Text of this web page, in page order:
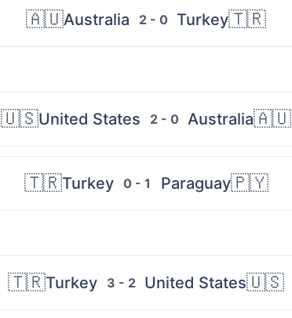
🇦🇺Australia 2 - 0 Turkey🇹🇷
🇺🇸United States 2 - 0 Australia🇦🇺
🇹🇷Turkey 0 - 1 Paraguay🇵🇾
🇹🇷Turkey 3 - 2 United States🇺🇸